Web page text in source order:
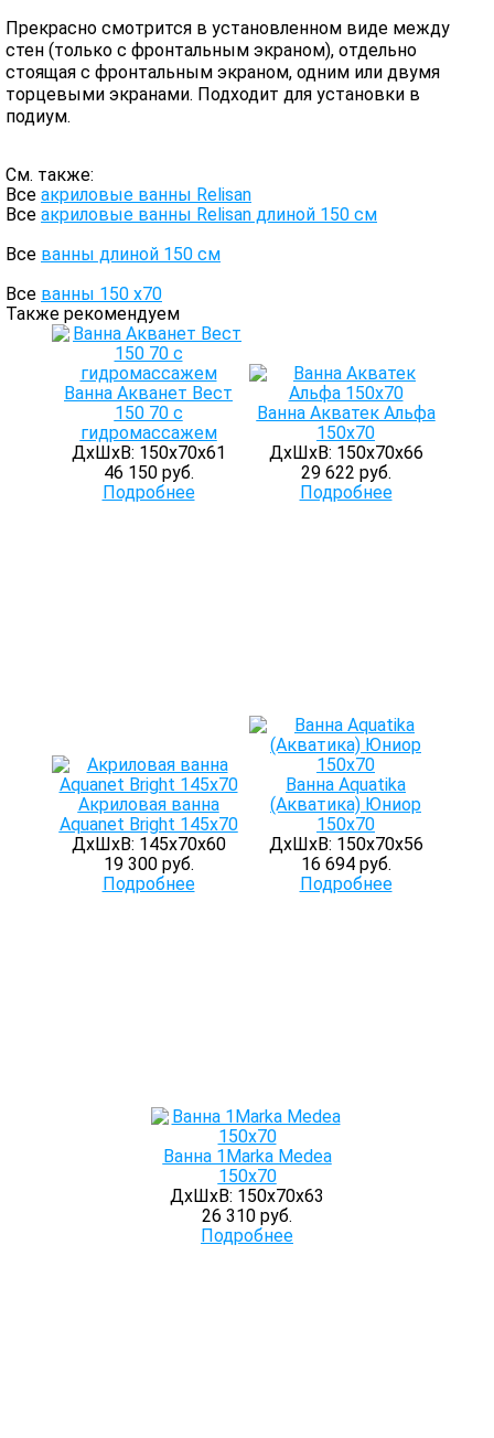
Прекрасно смотрится в установленном виде между
стен (только с фронтальным экраном), отдельно
стоящая с фронтальным экраном, одним или двумя
торцевыми экранами. Подходит для установки в
подиум.
См. также:
Все акриловые ванны Relisan
Все акриловые ванны Relisan длиной 150 см
Все ванны длиной 150 см
Все ванны 150 х70
Также рекомендуем
Ванна Акванет Вест
150 70 с
гидромассажем
ДхШхВ: 150х70х61
46 150 руб.
Подробнее
Ванна Акватек Альфа
150x70
ДхШхВ: 150х70х66
29 622 руб.
Подробнее
Акриловая ванна
Aquanet Bright 145x70
ДхШхВ: 145х70х60
19 300 руб.
Подробнее
Ванна Aquatika
(Акватика) Юниор
150х70
ДхШхВ: 150х70х56
16 694 руб.
Подробнее
Ванна 1Marka Medea
150x70
ДхШхВ: 150х70х63
26 310 руб.
Подробнее